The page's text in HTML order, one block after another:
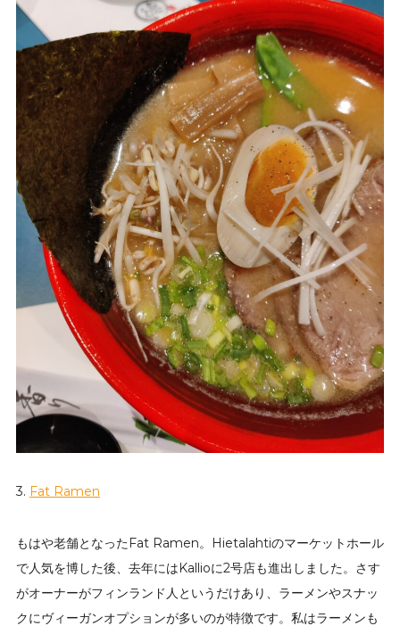
3. Fat Ramen
もはや老舗となったFat Ramen。Hietalahtiのマーケットホール
で人気を博した後、去年にはKallioに2号店も進出しました。さす
がオーナーがフィンランド人というだけあり、ラーメンやスナッ
クにヴィーガンオプションが多いのが特徴です。私はラーメンも